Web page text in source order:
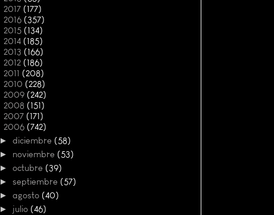
2017 (177)
2016 (357)
2015 (134)
2014 (185)
2013 (166)
2012 (186)
2011 (208)
2010 (228)
2009 (242)
2008 (151)
2007 (171)
2006 (742)
► diciembre (58)
► noviembre (53)
► octubre (39)
► septiembre (57)
► agosto (40)
► julio (46)